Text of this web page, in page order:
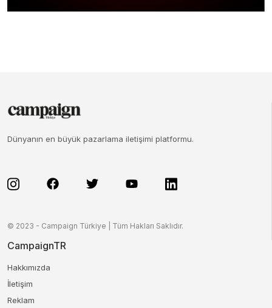
Dünyanın en büyük pazarlama iletişimi platformu.
© 2023 - Campaign Türkiye | Tüm Hakları Saklıdır.
CampaignTR
Hakkımızda
İletişim
Reklam